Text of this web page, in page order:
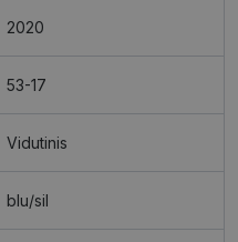
2020
53-17
Vidutinis
blu/sil
slapukai